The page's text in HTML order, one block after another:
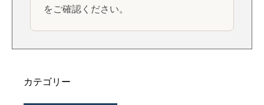
をご確認ください。
カテゴリー